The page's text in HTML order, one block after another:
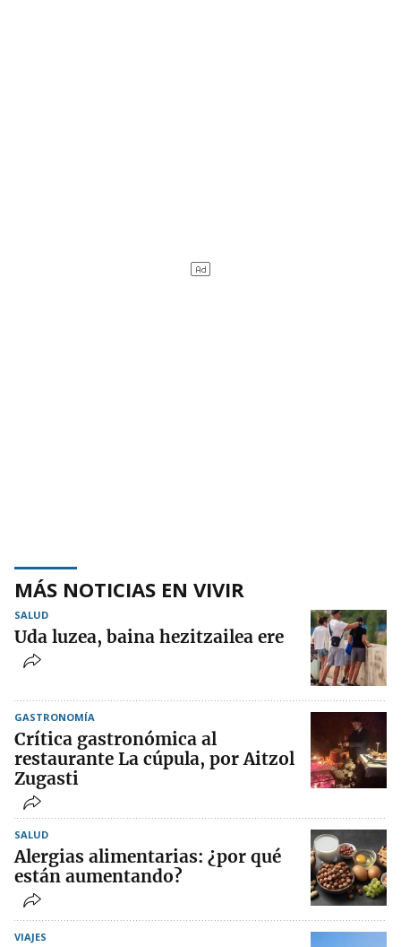
MÁS NOTICIAS EN VIVIR
SALUD
Uda luzea, baina hezitzailea ere
GASTRONOMÍA
Crítica gastronómica al
restaurante La cúpula, por Aitzol
Zugasti
SALUD
Alergias alimentarias: ¿por qué
están aumentando?
VIAJES